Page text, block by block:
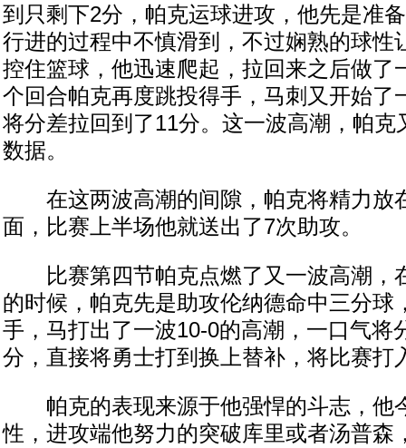
到只剩下2分，帕克运球进攻，他先是准
行进的过程中不慎滑到，不过娴熟的球性
控住篮球，他迅速爬起，拉回来之后做了
个回合帕克再度跳投得手，马刺又开始了
将分差拉回到了11分。这一波高潮，帕克
数据。
在这两波高潮的间隙，帕克将精力放
面，比赛上半场他就送出了7次助攻。
比赛第四节帕克点燃了又一波高潮，
的时候，帕克先是助攻伦纳德命中三分球
手，马打出了一波10-0的高潮，一口气将
分，直接将勇士打到换上替补，将比赛打
帕克的表现来源于他强悍的斗志，他
性，进攻端他努力的突破库里或者汤普森